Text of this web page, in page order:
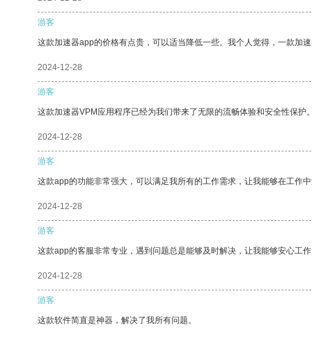
游客
这款加速器app的价格有点贵，可以适当降低一些。我个人觉得，一款加
2024-12-28
游客
这款加速器VPM应用程序已经为我们带来了无限的流畅体验和安全性保护
2024-12-28
游客
这款app的功能非常强大，可以满足我所有的工作需求，让我能够在工作
2024-12-28
游客
这款app的客服非常专业，遇到问题总是能够及时解决，让我能够安心工
2024-12-28
游客
这款软件简直是神器，解决了我所有问题。